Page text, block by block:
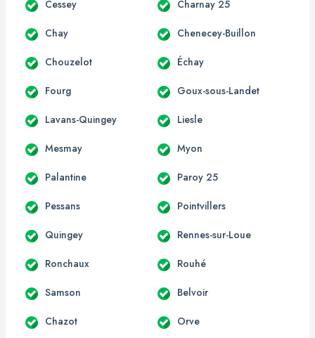
Cessey Charnay 25
Chay Chenecey-Buillon
Chouzelot Échay
Fourg Goux-sous-Landet
Lavans-Quingey Liesle
Mesmay Myon
Palantine Paroy 25
Pessans Pointvillers
Quingey Rennes-sur-Loue
Ronchaux Rouhé
Samson Belvoir
Chazot Orve